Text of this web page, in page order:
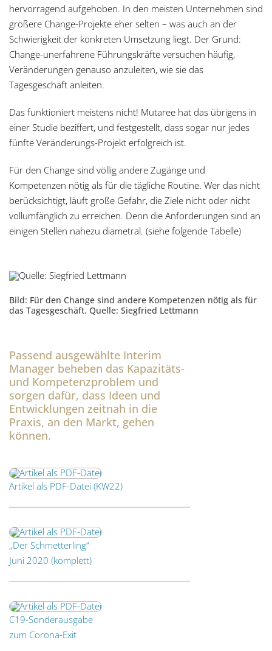
hervorragend aufgehoben. In den meisten Unternehmen sind
größere Change-Projekte eher selten – was auch an der
Schwierigkeit der konkreten Umsetzung liegt. Der Grund:
Change-unerfahrene Führungskräfte versuchen häufig,
Veränderungen genauso anzuleiten, wie sie das
Tagesgeschäft anleiten.
Das funktioniert meistens nicht! Mutaree hat das übrigens in
einer Studie beziffert, und festgestellt, dass sogar nur jedes
fünfte Veränderungs-Projekt erfolgreich ist.
Für den Change sind völlig andere Zugänge und
Kompetenzen nötig als für die tägliche Routine. Wer das nicht
berücksichtigt, läuft große Gefahr, die Ziele nicht oder nicht
vollumfänglich zu erreichen. Denn die Anforderungen sind an
einigen Stellen nahezu diametral. (siehe folgende Tabelle)
Bild: Für den Change sind andere Kompetenzen nötig als für
das Tagesgeschäft. Quelle: Siegfried Lettmann
Passend ausgewählte Interim
Manager beheben das Kapazitäts-
und Kompetenzproblem und
sorgen dafür, dass Ideen und
Entwicklungen zeitnah in die
Praxis, an den Markt, gehen
können.
Artikel als PDF-Datei (KW22)
„Der Schmetterling“
Juni 2020 (komplett)
C19-Sonderausgabe
zum Corona-Exit